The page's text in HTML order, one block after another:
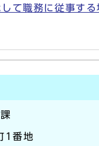
て職務に従事す
1番地